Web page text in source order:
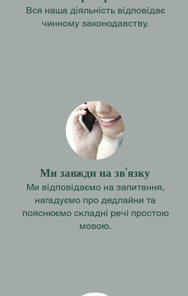
Вся наша діяльність відповідає
чинному законодавству.
Ми завжди на зв'язку
Ми відповідаємо на запитання,
нагадуємо про дедлайни та
пояснюємо складні речі простою
мовою.